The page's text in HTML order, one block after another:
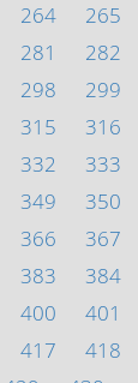
264 265
281 282
298 299
315 316
332 333
349 350
366 367
383 384
400 401
417 418